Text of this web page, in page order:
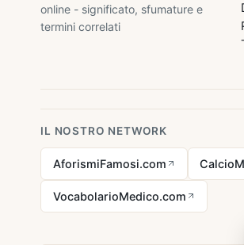
online - significato, sfumature e
termini correlati
IL NOSTRO NETWORK
AforismiFamosi.com
VocabolarioMedico.com